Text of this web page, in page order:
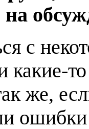
на
с
какие-
же,